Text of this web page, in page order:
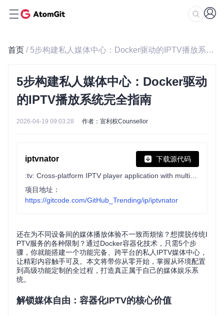
首页 / 5步构建私人媒体中心：Docker驱动的IPTV播放系统完全指南
5步构建私人媒体中心：Docker驱动
的IPTV播放系统完全指南
2026-04-19 09:03:28 作者：宣利权Counsellor
iptvnator 下载源代码
项目地址：
https://gitcode.com/GitHub_Trending/ip/iptvnator
还在为不同设备间的媒体播放体验不一致而烦恼？想摆脱传统I
PTV服务的各种限制？通过Docker容器化技术，只需5个步
骤，你就能搭建一个功能完备、跨平台的私人IPTV媒体中心，
让精彩内容触手可及。本文将带你从零开始，掌握从环境配置
到高级功能定制的全过程，打造真正属于自己的媒体娱乐系
统。
解锁媒体自由：容器化IPTV的核心价值